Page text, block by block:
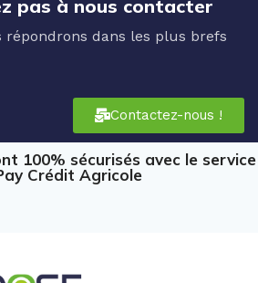
pas à nous contacter
répondrons dans les plus brefs
Contactez-nous !
100% sécurisés avec le service
Crédit Agricole